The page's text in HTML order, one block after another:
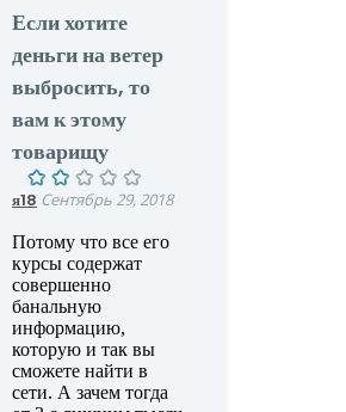
Если хотите
деньги на ветер
выбросить, то
вам к этому
товарищу
я18 Сентябрь 29, 2018
Потому что все его
курсы содержат
совершенно
банальную
информацию,
которую и так вы
сможете найти в
сети. А зачем тогда